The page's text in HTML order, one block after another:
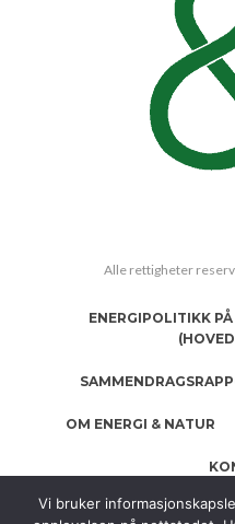
Alle rettigheter
ENERGIPOLITIKK
OM ENERGI & NATUR
Vi bruker